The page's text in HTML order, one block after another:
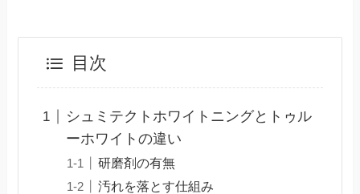
目次
シュミテクトホワイトニングとトゥル
ーホワイトの違い
研磨剤の有無
汚れを落とす仕組み